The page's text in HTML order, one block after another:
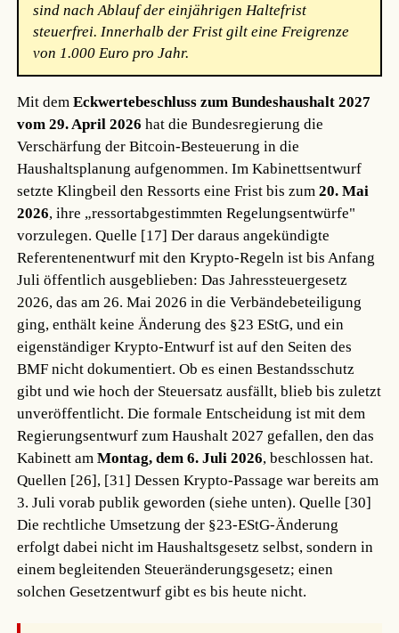
sind nach Ablauf der einjährigen Haltefrist
steuerfrei. Innerhalb der Frist gilt eine Freigrenze
von 1.000 Euro pro Jahr.
Mit demEckwertebeschluss zum Bundeshaushalt 2027
vom 29. April 2026 hat die Bundesregierung die
Verschärfung der Bitcoin-Besteuerung in die
Haushaltsplanung aufgenommen. Im Kabinettsentwurf
setzte Klingbeil den Ressorts eine Frist bis zum20. Mai
2026, ihre „ressortabgestimmten Regelungsentwürfe"
vorzulegen.Quelle [17] Der daraus angekündigte
Referentenentwurf mit den Krypto-Regeln ist bis Anfang
Juli öffentlich ausgeblieben: Das Jahressteuergesetz
2026, das am 26. Mai 2026 in die Verbändebeteiligung
ging, enthält keine Änderung des §23 EStG, und ein
eigenständiger Krypto-Entwurf ist auf den Seiten des
BMF nicht dokumentiert. Ob es einen Bestandsschutz
gibt und wie hoch der Steuersatz ausfällt, blieb bis zuletzt
unveröffentlicht. Die formale Entscheidung ist mit dem
Regierungsentwurf zum Haushalt 2027 gefallen, den das
Kabinett amMontag, dem 6. Juli 2026, beschlossen hat.
Quellen [26], [31] Dessen Krypto-Passage war bereits am
3. Juli vorab publik geworden (siehe unten).Quelle [30]
Die rechtliche Umsetzung der §23-EStG-Änderung
erfolgt dabei nicht im Haushaltsgesetz selbst, sondern in
einem begleitenden Steueränderungsgesetz; einen
solchen Gesetzentwurf gibt es bis heute nicht.